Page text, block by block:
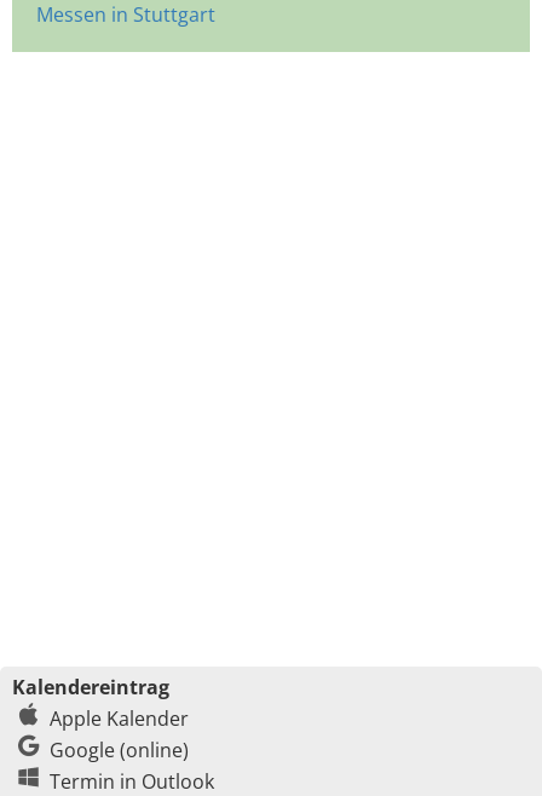
Messen in Stuttgart
Kalendereintrag
Apple Kalender
Google (online)
Termin in Outlook